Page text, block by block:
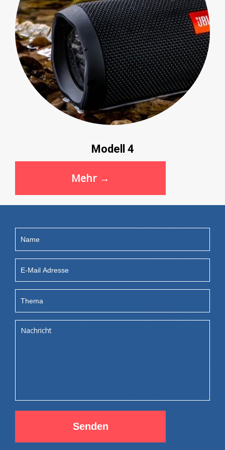
Modell 4
Mehr →
Senden